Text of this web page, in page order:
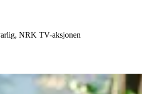
NRK TV-aksjonen